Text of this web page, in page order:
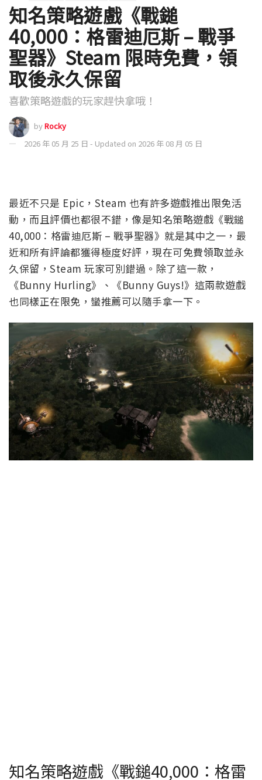
知名策略遊戲《戰鎚
40,000：格雷迪厄斯 – 戰爭
聖器》Steam 限時免費，領
取後永久保留
喜歡策略遊戲的玩家趕快拿哦！
byRocky
2026 年 05 月 25 日 - Updated on 2026 年 08 月 05 日
最近不只是 Epic，Steam 也有許多遊戲推出限免活
動，而且評價也都很不錯，像是知名策略遊戲《戰鎚
40,000：格雷迪厄斯 – 戰爭聖器》就是其中之一，最
近和所有評論都獲得極度好評，現在可免費領取並永
久保留，Steam 玩家可別錯過。除了這一款，
《Bunny Hurling》、《Bunny Guys!》這兩款遊戲
也同樣正在限免，蠻推薦可以隨手拿一下。
知名策略遊戲《戰鎚40,000：格雷